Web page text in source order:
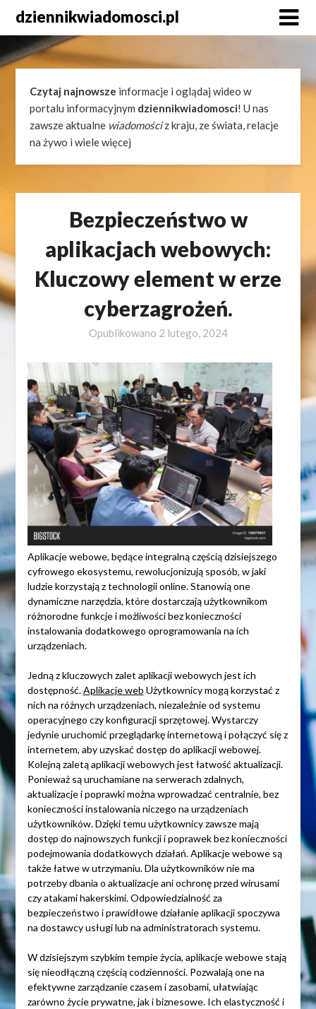
content
dziennikwiadomosci.pl
Czytaj najnowsze informacje i oglądaj wideo w
portalu informacyjnym dziennikwiadomosci! U nas
zawsze aktualne wiadomościz kraju, ze świata, relacje
na żywo i wiele więcej
Bezpieczeństwo w
aplikacjach webowych:
Kluczowy element w erze
cyberzagrożeń.
Opublikowano 2 lutego, 2024
Aplikacje webowe, będące integralną częścią dzisiejszego
cyfrowego ekosystemu, rewolucjonizują sposób, w jaki
ludzie korzystają z technologii online. Stanowią one
dynamiczne narzędzia, które dostarczają użytkownikom
różnorodne funkcje i możliwości bez konieczności
instalowania dodatkowego oprogramowania na ich
urządzeniach.
Jedną z kluczowych zalet aplikacji webowych jest ich
dostępność.Aplikacje web Użytkownicy mogą korzystać z
nich na różnych urządzeniach, niezależnie od systemu
operacyjnego czy konfiguracji sprzętowej. Wystarczy
jedynie uruchomić przeglądarkę internetową i połączyć się z
internetem, aby uzyskać dostęp do aplikacji webowej.
Kolejną zaletą aplikacji webowych jest łatwość aktualizacji.
Ponieważ są uruchamiane na serwerach zdalnych,
aktualizacje i poprawki można wprowadzać centralnie, bez
konieczności instalowania niczego na urządzeniach
użytkowników. Dzięki temu użytkownicy zawsze mają
dostęp do najnowszych funkcji i poprawek bez konieczności
podejmowania dodatkowych działań. Aplikacje webowe są
także łatwe w utrzymaniu. Dla użytkowników nie ma
potrzeby dbania o aktualizacje ani ochronę przed wirusami
czy atakami hakerskimi. Odpowiedzialność za
bezpieczeństwo i prawidłowe działanie aplikacji spoczywa
na dostawcy usługi lub na administratorach systemu.
W dzisiejszym szybkim tempie życia, aplikacje webowe stają
się nieodłączną częścią codzienności. Pozwalają one na
efektywne zarządzanie czasem i zasobami, ułatwiając
zarówno życie prywatne, jak i biznesowe. Ich elastyczność i